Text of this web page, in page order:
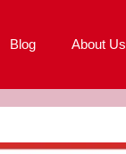
Blog About Us